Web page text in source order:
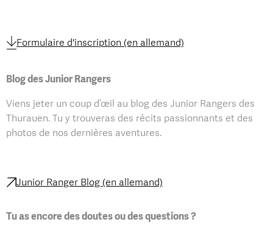
Formulaire d'inscription (en allemand)
Blog des Junior Rangers
Viens jeter un coup d’œil au blog des Junior Rangers des
Thurauen. Tu y trouveras des récits passionnants et des
photos de nos dernières aventures.
Junior Ranger Blog (en allemand)
Tu as encore des doutes ou des questions ?